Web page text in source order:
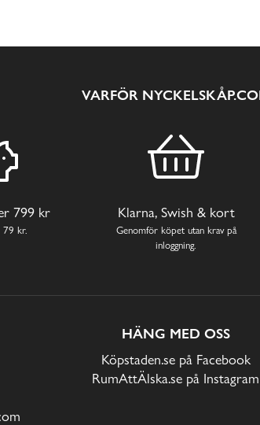
VARFÖR
799 kr
79 kr.
Klarna, Swish & kort
Genomför köpet utan krav på
inloggning.
HÄNG MED OSS
Köpstaden.se på Facebook
RumAttÄlska.se på Instagram